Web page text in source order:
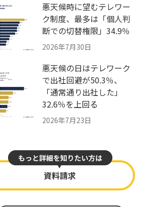
悪天候時に望むテレワー
ク制度、最多は「個人判
断での切替権限」34.9％
2026年7月30日
悪天候の日はテレワーク
で出社回避が50.3％、
「通常通り出社した」
32.6％を上回る
2026年7月23日